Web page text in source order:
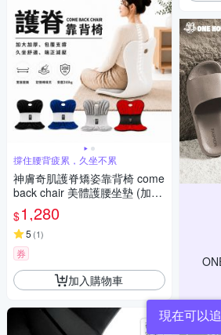
撐住腰背疲累，久坐不累
神膚奇肌護脊矯姿靠背椅 come
back chair 美體護腰坐墊 (加大
加厚 高承重)
$1,280
5 (1)
券
加入購物車